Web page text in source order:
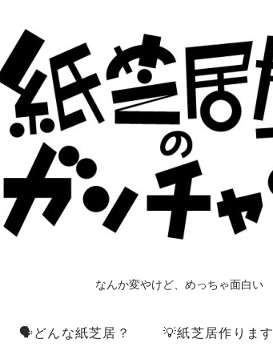
なんか変やけど、めっちゃ面白い
🗣️どんな紙芝居？ 💡紙芝居作ります